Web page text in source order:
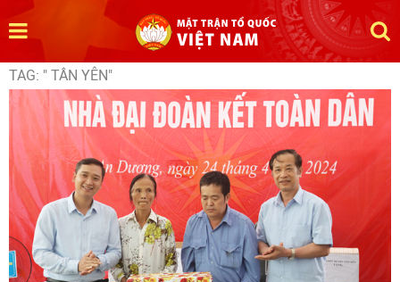
TAG: " TÂN YÊN"